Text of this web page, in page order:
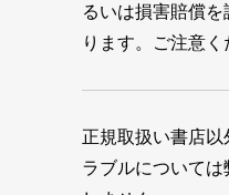
るいは損害賠償
ります。ご注意く
正規取扱い書店以
ラブルについて